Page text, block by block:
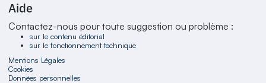
Aide
Contactez-nous pour toute suggestion ou problème :
sur le contenu éditorial
sur le fonctionnement technique
Mentions Légales
Cookies
Données personnelles